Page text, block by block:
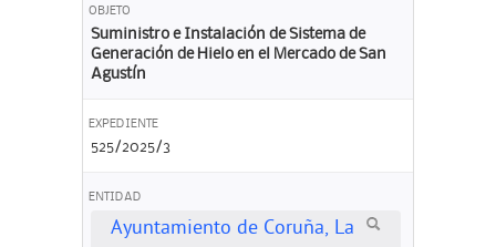
OBJETO
Suministro e Instalación de Sistema de
Generación de Hielo en el Mercado de San
Agustín
EXPEDIENTE
525/2025/3
ENTIDAD
Ayuntamiento de Coruña, La